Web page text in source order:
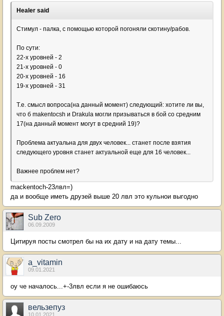
Healer said
Стимул - палка, с помощью которой погоняли скотину/рабов.
По сути:
22-х уровней - 2
21-х уровней - 0
20-х уровней - 16
19-х уровней - 31
Т.е. смысл вопроса(на данный момент) следующий: хотите ли вы,
что б makentocsh и Drakula могли призываться в бой со средним
17(на данный момент могут в средний 19)?
Проблема актуальна для двух человек... станет после взятия
следующего уровня станет актуальной еще для 16 человек...
Важнее проблем нет?
mackentoch-23лвл=)
да и вообще иметь друзей выше 20 лвл это кульнои выгодно
Sub Zero
06.09.2009
Цитируя посты смотрел бы на их дату и на дату темы...
a_vitamin
09.01.2021
оу че началось...+-3лвл если я не ошибаюсь
вельзепуз
10.01.2021